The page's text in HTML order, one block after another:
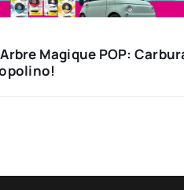
Magique POP: